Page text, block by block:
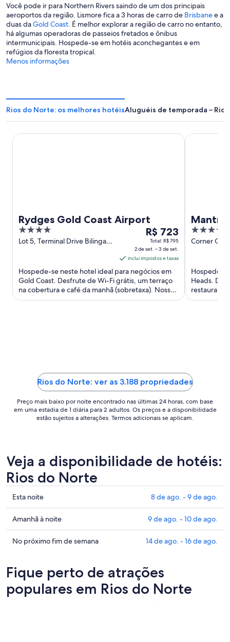
a
n
o
v
a
j
Você pode ir para Northern Rivers saindo de um dos principais
aeroportos da região. Lismore fica a 3 horas de carro de BrisbaneA
b
o
j
e a
duas daGold CoastA
b
r
e
e
a
n
a
. É melhor explorar a região de carro no entanto,
há algumas operadoras de passeios fretados e ônibus
intermunicipais. Hospede-se em hotéis aconchegantes e em
refúgios da floresta tropical.
Menos informações
Rios do Norte: os melhores hotéisAluguéis de temporada –
Rydges Gold Coast Airport
4
out
Lot 5, Terminal Drive Bilinga
O
preço
é
de
R$ 723
por
diária
set.
a
3
de
set..
R$ 723
Total: R$ 795
2 de set. – 3 de set.
inclui impostos e taxas
Hospede-se neste hotel ideal para negócios em
Gold Coast. Desfrute de Wi-Fi grátis, um terraço
na cobertura e café da manhã (sobretaxa). Nossos
hóspedes elogiam ...
Rydges Gold Coast Airport
Mantra
4
out
Corner
Hospede-
Heads.
Nossos
Mantra
Rios do Norte: ver as 3.188 propriedades
Preço mais baixo por noite encontrado nas últimas 24 horas, com base
em uma estadia de 1 diária para 2 adultos. Os preços e a disponibilidade
estão sujeitos a alterações. Termos adicionais se aplicam.
Veja a disponibilidade de hotéis:
Rios do Norte
Confira
os
preços
em
Rios
para
esta
noite,
Esta noite 8 de ago. - 9 de ago.
Confira
os
preços
do
Norte
para
Amanhã à noite 9 de ago. - 10 de ago.
Confira
em
Rios
do
No próximo fim de semana 14 de ago. - 16 de ago.
Fique perto de atrações
populares em Rios do Norte